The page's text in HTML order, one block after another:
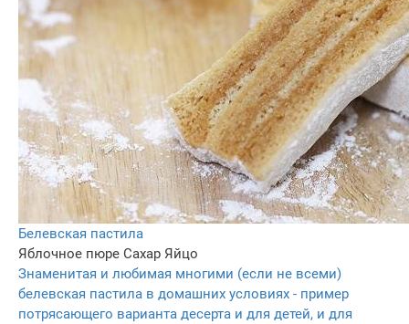
Белевская пастила
Яблочное пюре Сахар Яйцо
Знаменитая и любимая многими (если не всеми)
белевская пастила в домашних условиях - пример
потрясающего варианта десерта и для детей, и для